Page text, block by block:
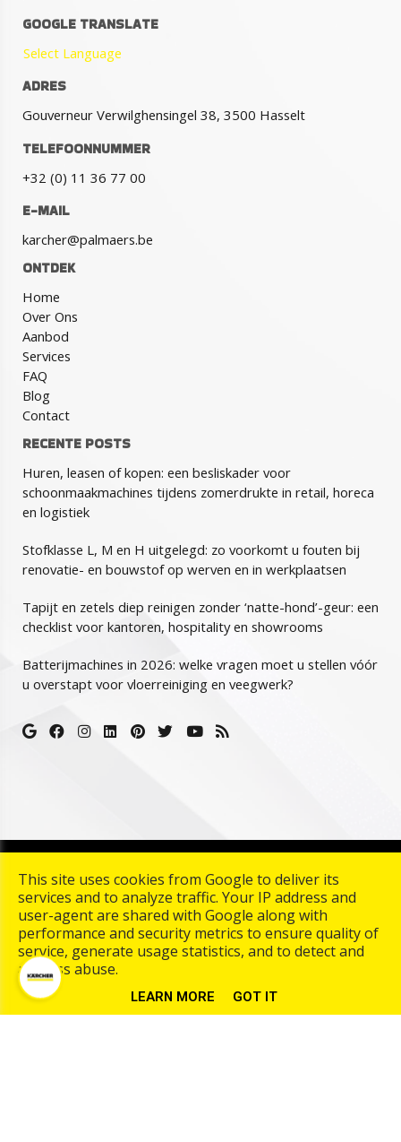
GOOGLE TRANSLATE
Select Language
ADRES
Gouverneur Verwilghensingel 38, 3500 Hasselt
TELEFOONNUMMER
+32 (0) 11 36 77 00
E-MAIL
karcher@palmaers.be
ONTDEK
Home
Over Ons
Aanbod
Services
FAQ
Blog
Contact
RECENTE POSTS
Huren, leasen of kopen: een besliskader voor
schoonmaakmachines tijdens zomerdrukte in retail, horeca
en logistiek
Stofklasse L, M en H uitgelegd: zo voorkomt u fouten bij
renovatie- en bouwstof op werven en in werkplaatsen
Tapijt en zetels diep reinigen zonder ‘natte-hond’-geur: een
checklist voor kantoren, hospitality en showrooms
Batterijmachines in 2026: welke vragen moet u stellen vóór
u overstapt voor vloerreiniging en veegwerk?
reserved. |Algemene Voorwarden|Privacy & Cookies
TO-DATE WebDesign
This site uses cookies from Google to deliver its
services and to analyze traffic. Your IP address and
user-agent are shared with Google along with
performance and security metrics to ensure quality of
service, generate usage statistics, and to detect and
address abuse.
LEARN MORE GOT IT